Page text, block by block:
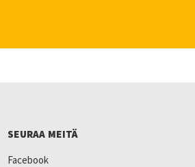
SEURAA MEITÄ
Facebook